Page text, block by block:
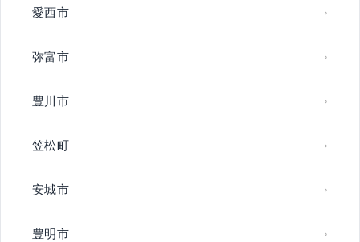
愛西市
弥富市
豊川市
笠松町
安城市
豊明市